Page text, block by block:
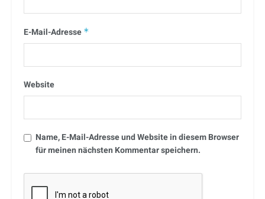
E-Mail-Adresse *
Website
Name, E-Mail-Adresse und Website in diesem Browser
für meinen nächsten Kommentar speichern.